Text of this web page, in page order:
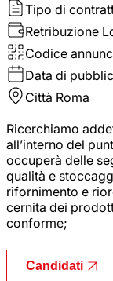
Tipo di
Retribuzione
Codice
Data di
Città Roma
Ricerchiamo
all’interno del
occuperà delle
qualità e
rifornimento e
cernita dei
conforme;
Candidati